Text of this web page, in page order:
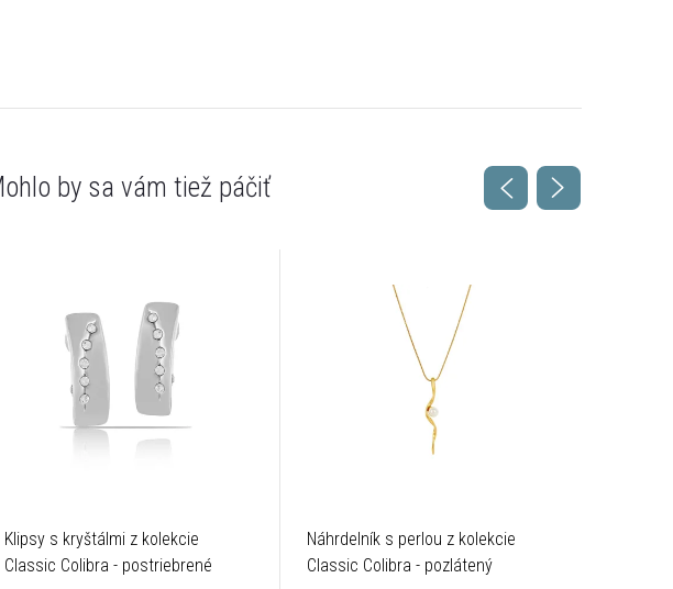
Klipsy s kryštálmi z kolekcie
Classic Colibra - postriebrené
Náhrdelník s perlou z kolekcie
Classic Colibra - pozlátený